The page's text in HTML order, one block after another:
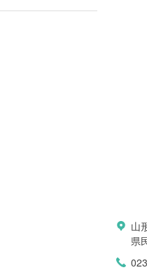
山
県